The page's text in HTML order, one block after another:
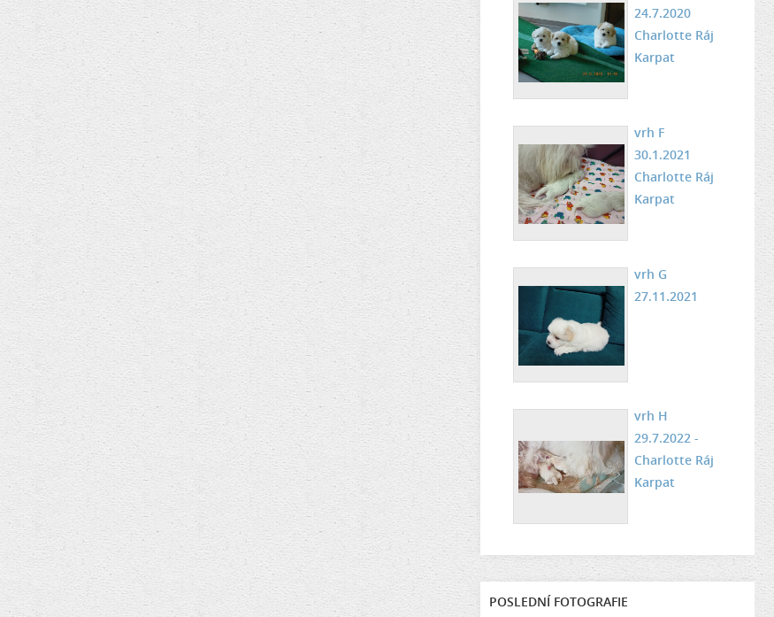
24.7.2020
Charlotte Ráj
Karpat
vrh F
30.1.2021
Charlotte Ráj
Karpat
vrh G
27.11.2021
vrh H
29.7.2022 -
Charlotte Ráj
Karpat
POSLEDNÍ FOTOGRAFIE